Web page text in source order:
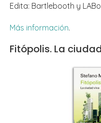
Edita: Bartlebooth y
Más información.
Fitópolis. La